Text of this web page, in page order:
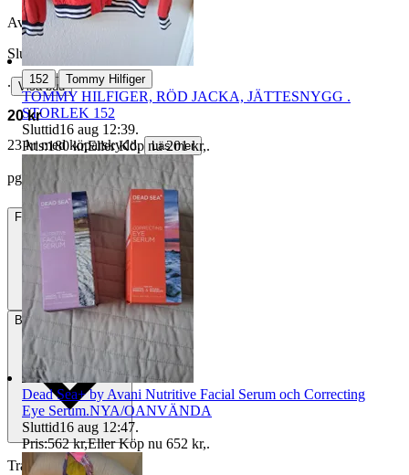
Avslutad 31 maj 13:14
Slutpris
∙ Visa bud
20 kr
23 kr med köparskydd. Läs mer
pgron vann auktionen
Frakt Från 49 kr
Betalning Via Tradera
Traderas köparskydd
152 | Tommy Hilfiger
TOMMY HILFIGER, RÖD JACKA, JÄTTESNYGG .
STORLEK 152
Sluttid16 aug 12:39.
Pris:180 kr,Eller Köp nu 201 kr,.
Dead Sea+ by Avani Nutritive Facial Serum och Correcting
Eye Serum.NYA/OANVÄNDA
Sluttid16 aug 12:47.
Pris:562 kr,Eller Köp nu 652 kr,.